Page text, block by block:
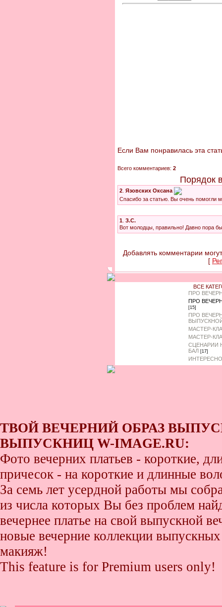
Если Вам понравилась эта
Всего комментариев: 2
Порядок
2 Язовских Оксана
Спасибо за статью. Вы очень помогли
1 З.С.
Вот молодцы, правильно! Давно пора
Добавлять комментарии
[
ВСЕ
ПРО
ПРО
[15]
ПРО
МАСТЕР-
МАСТЕР-
СЦЕНАРИИ
БАЛ [17]
ТВОЙ ВЕЧЕРНИЙ ОБРАЗ
ВЫПУСКНИЦ W-IMAGE.RU:
Фото вечерних платьев - короткие,
причесок - на короткие и длинные
За семь лет усердной работы мы
из числа которых Вы без проблем
вечернее платье на свой выпускной
новые вечерние коллекции
макияж!
This feature is for Premium users only!